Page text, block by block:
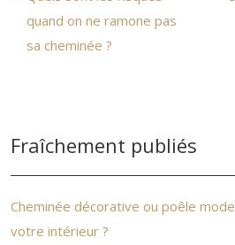
quand on ne ramone pas
sa cheminée ?
Fraîchement publiés
Cheminée décorative ou poêle
votre intérieur ?